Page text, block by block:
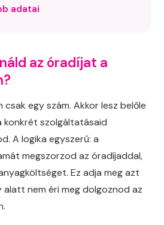
adatai
az óradíjat a
egy szám. Akkor lesz belőle
konkrét szolgáltatásaid
A logika egyszerű: a
megszorzod az óradíjaddal,
Ez adja meg azt
nem éri meg dolgoznod az